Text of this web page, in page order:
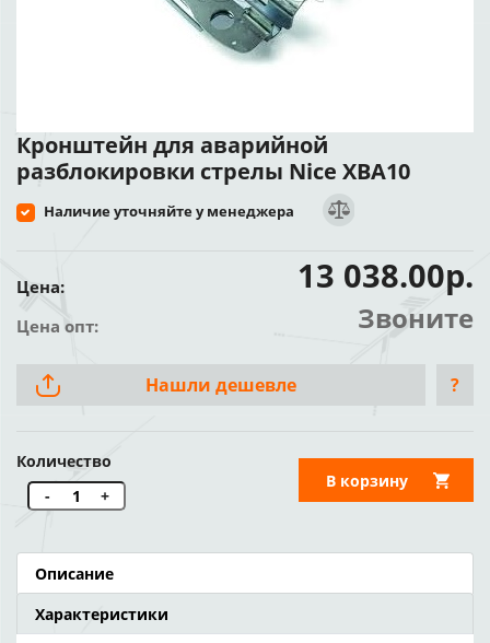
Кронштейн для аварийной
разблокировки стрелы Nice XBA10
Наличие уточняйте у менеджера
Цена: 13 038.00р.
Цена опт: Звоните
Нашли дешевле ?
Количество
-
+
В корзину
Описание
Характеристики